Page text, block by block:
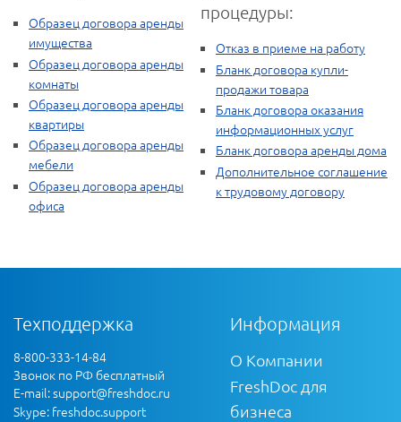
Образец договора аренды
имущества
Образец договора аренды
комнаты
Образец договора аренды
квартиры
Образец договора аренды
мебели
Образец договора аренды
офиса
процедуры:
Отказ в приеме на работу
Бланк договора купли-
продажи товара
Бланк договора оказания
информационных услуг
Бланк договора аренды дома
Дополнительное соглашение
к трудовому договору
Техподдержка
8-800-333-14-84
Звонок по РФ бесплатный
E-mail:support@freshdoc.ru
Skype: freshdoc.support
Информация
О Компании
FreshDoc для
бизнеса